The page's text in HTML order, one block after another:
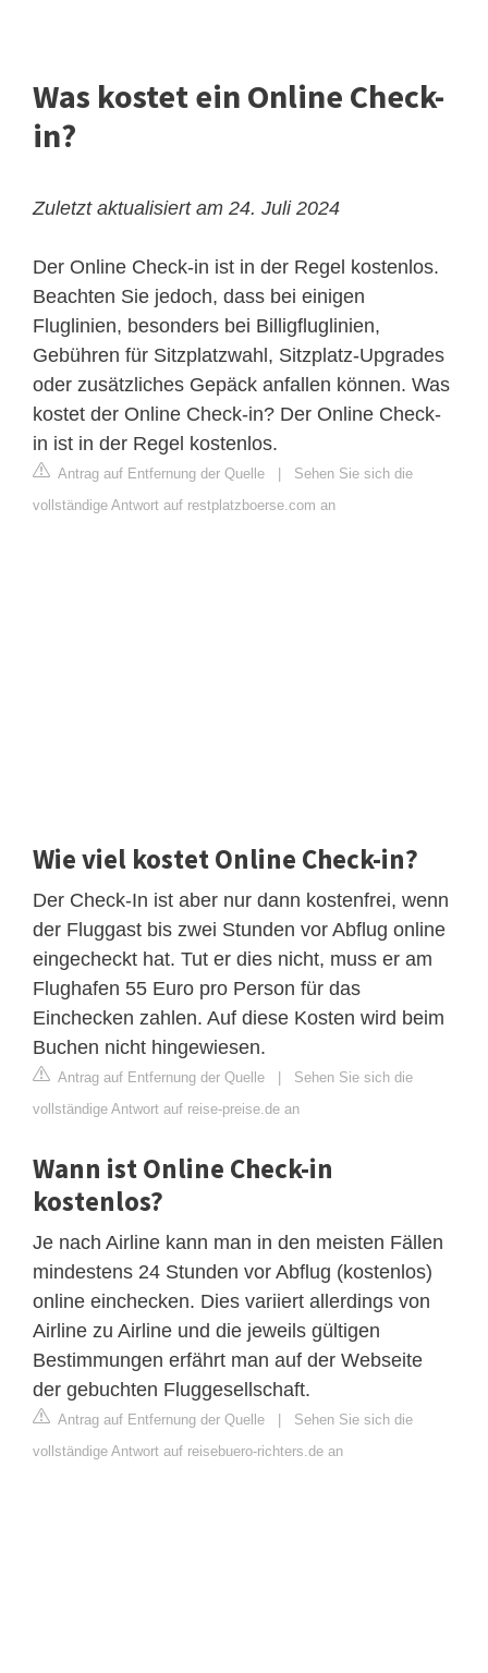
Was kostet ein Online Check-
in?
Zuletzt aktualisiert am 24. Juli 2024
Der Online Check-in ist in der Regel kostenlos.
Beachten Sie jedoch, dass bei einigen
Fluglinien, besonders bei Billigfluglinien,
Gebühren für Sitzplatzwahl, Sitzplatz-Upgrades
oder zusätzliches Gepäck anfallen können. Was
kostet der Online Check-in? Der Online Check-
in ist in der Regel kostenlos.
Antrag auf Entfernung der Quelle
Sehen Sie sich die
vollständige Antwort auf restplatzboerse.com an
Wie viel kostet Online Check-in?
Der Check-In ist aber nur dann kostenfrei, wenn
der Fluggast bis zwei Stunden vor Abflug online
eingecheckt hat. Tut er dies nicht, muss er am
Flughafen 55 Euro pro Person für das
Einchecken zahlen. Auf diese Kosten wird beim
Buchen nicht hingewiesen.
Antrag auf Entfernung der Quelle
Sehen Sie sich die
vollständige Antwort auf reise-preise.de an
Wann ist Online Check-in
kostenlos?
Je nach Airline kann man in den meisten Fällen
mindestens 24 Stunden vor Abflug (kostenlos)
online einchecken. Dies variiert allerdings von
Airline zu Airline und die jeweils gültigen
Bestimmungen erfährt man auf der Webseite
der gebuchten Fluggesellschaft.
Antrag auf Entfernung der Quelle
Sehen Sie sich die
vollständige Antwort auf reisebuero-richters.de an